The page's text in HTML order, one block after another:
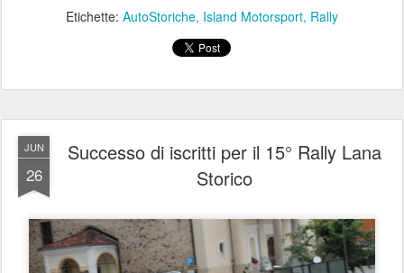
Etichette: AutoStoriche Island Motorsport Rally
JUN
26
Successo di iscritti per il 15° Rally Lana
Storico